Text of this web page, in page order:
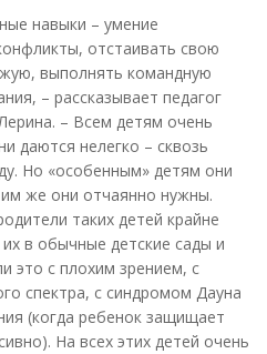
навыки – умение
отстаивать свою
выполнять командную
– рассказывает педагог
– Всем детям очень
даются нелегко – сквозь
Но «особенным» детям они
же они отчаянно нужны.
таких детей крайне
в обычные детские сады и
это с плохим зрением, с
спектра, с синдромом Дауна
(когда ребенок защищает
На всех этих детей очень